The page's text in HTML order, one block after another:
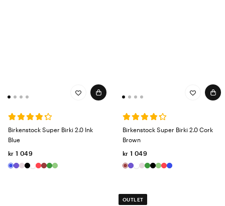
Birkenstock Super Birki 2.0 Ink
Blue
kr 1 049
Birkenstock Super Birki 2.0 Cork
Brown
kr 1 049
OUTLET